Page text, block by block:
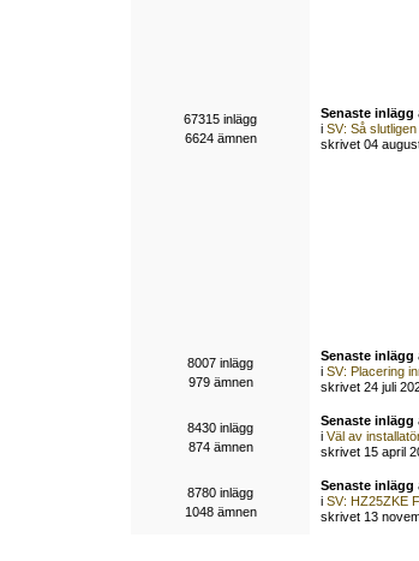
67315 inlägg
6624 ämnen
Senaste inlägg
iSV: Så slutligen
skrivet 04
8007 inlägg
979 ämnen
Senaste inlägg
iSV: Placering
skrivet 24 juli
8430 inlägg
874 ämnen
Senaste inlägg
iVäl av
skrivet 15 april
8780 inlägg
1048 ämnen
Senaste inlägg
iSV: HZ25ZKE
skrivet 13